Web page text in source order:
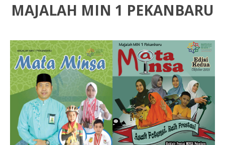
MAJALAH MIN 1 PEKANBARU